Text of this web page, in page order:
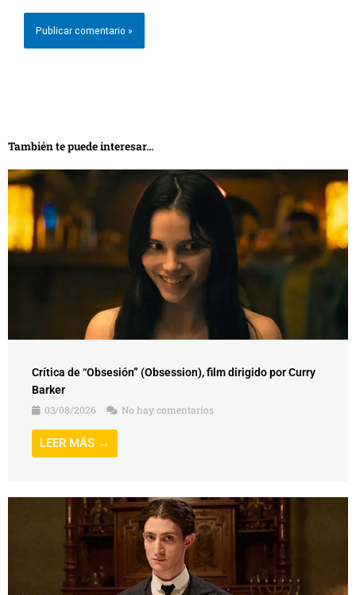
También te puede interesar...
Crítica de “Obsesión” (Obsession), film dirigido por Curry
Barker
03/08/2026
No hay comentarios
LEER MÁS →